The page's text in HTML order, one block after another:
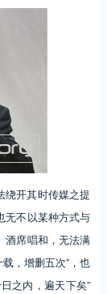
开其时传媒之提
无不以某种方式与
酒席唱和，无法满
，增删五次”，也
之内，遍天下矣”